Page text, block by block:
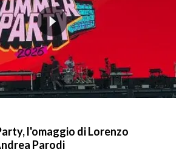
l'omaggio di Lorenzo
Parodi